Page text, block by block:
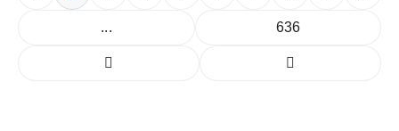
... 636